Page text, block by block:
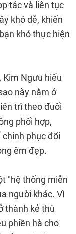
tác và liên tục
khó dễ, khiến
khó thực hiện
Kim Ngưu hiểu
này nằm ở
trì theo đuổi
phối hợp,
phục đối
êm đẹp.
"hệ thống miễn
người khác. Vì
thành kẻ thù
phiền hà cho